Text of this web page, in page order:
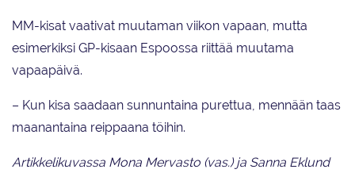
MM-kisat vaativat muutaman viikon vapaan, mutta
esimerkiksi GP-kisaan Espoossa riittää muutama
vapaapäivä.
– Kun kisa saadaan sunnuntaina purettua, mennään taas
maanantaina reippaana töihin.
Artikkelikuvassa Mona Mervasto (vas.) ja Sanna Eklund